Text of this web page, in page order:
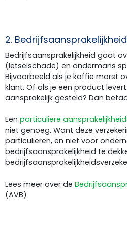
2.
Bedrijfsaansprakelijkheid gaat
(letselschade) en andermans
Bijvoorbeeld als je koffie morst
klant. Of als je een product
aansprakelijk gesteld? Dan
Een particuliere
niet genoeg. Want deze
particulieren, en niet voor
bedrijfsaansprakelijkheid te
Lees meer over de
(AVB)